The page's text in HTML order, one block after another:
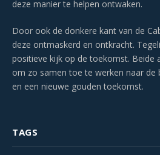
deze manier te helpen ontwaken.
Door ook de donkere kant van de
deze ontmaskerd en ontkracht.
positieve kijk op de toekomst. Beide
om zo samen toe te werken naar de
en een nieuwe gouden toekomst.
TAGS